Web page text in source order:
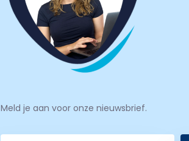
Meld je aan voor onze nieuwsbrief.